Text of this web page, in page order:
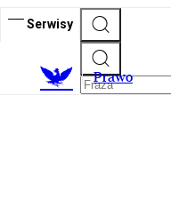
Serwisy
Prawo